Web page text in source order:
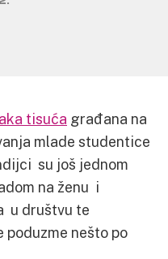
tisuća građana na
mlade studentice
su još jednom
na ženu i
u društvu te
nešto po